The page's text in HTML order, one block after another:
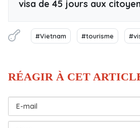
visa de 45 jours aux
#Vietnam #tourisme